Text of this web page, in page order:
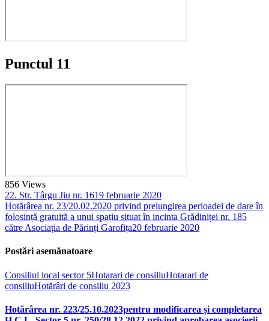
Punctul 11
856 Views
22. Str. Târgu Jiu nr. 1619 februarie 2020
Hotărârea nr. 23/20.02.2020 privind prelungirea perioadei de dare în
folosință gratuită a unui spațiu situat în incinta Grădiniței nr. 185
către Asociația de Părinți Garofița20 februarie 2020
Postări asemănatoare
Consiliul local sector 5Hotarari de consiliuHotarari de
consiliuHotărâri de consiliu 2023
Hotărârea nr. 223/25.10.2023pentru modificarea și completarea